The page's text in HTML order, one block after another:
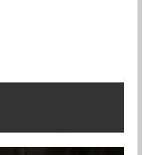
てもらおうと思